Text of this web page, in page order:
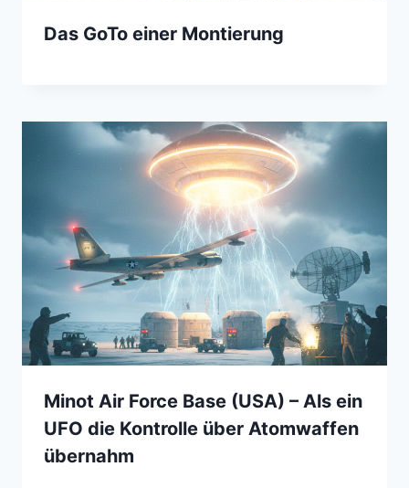
Das GoTo einer Montierung
Minot Air Force Base (USA) – Als ein
UFO die Kontrolle über Atomwaffen
übernahm